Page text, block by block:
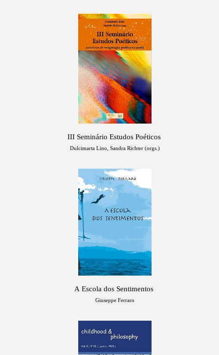
III Seminário Estudos Poéticos
Dulcimarta Lino, Sandra Richter (orgs.)
A Escola dos Sentimentos
Giuseppe Ferraro